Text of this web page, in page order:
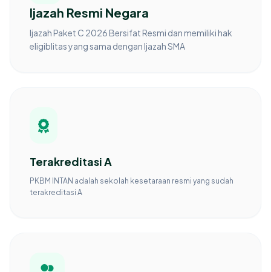
Ijazah Resmi Negara
Ijazah Paket C 2026 Bersifat Resmi dan memiliki hak
eligiblitas yang sama dengan Ijazah SMA
Terakreditasi A
PKBM INTAN adalah sekolah kesetaraan resmi yang sudah
terakreditasi A